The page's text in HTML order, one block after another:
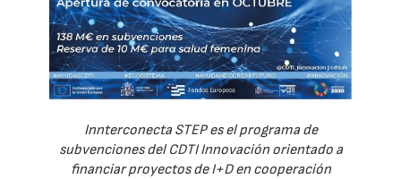
Innterconecta STEP es el programa de
subvenciones del CDTI Innovación orientado a
financiar proyectos de I+D en cooperación